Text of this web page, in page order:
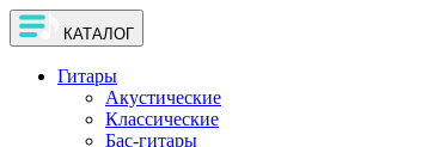
КАТАЛОГ
Гитары
Акустические
Классические
Бас-гитары